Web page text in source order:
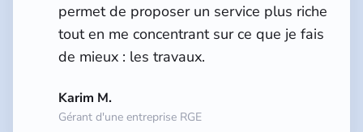
permet de proposer un service plus riche
tout en me concentrant sur ce que je fais
de mieux : les travaux.
Karim M.
Gérant d'une entreprise RGE